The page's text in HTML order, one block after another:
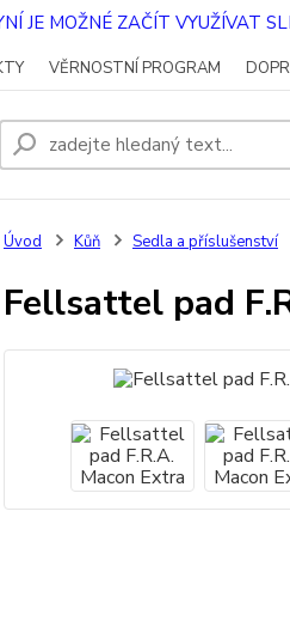
JE MOŽNÉ ZAČÍT VYUŽÍVAT
VĚRNOSTNÍ PROGRAM
Úvod Kůň Sedla a příslušenství
Fellsattel pad